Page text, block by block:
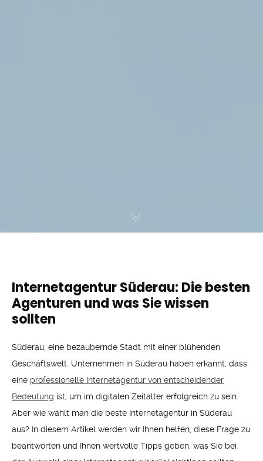
Internetagentur Süderau: Die besten
Agenturen und was Sie wissen
sollten
Süderau, eine bezaubernde Stadt mit einer blühenden
Geschäftswelt. Unternehmen in Süderau haben erkannt, dass
eine professionelle Internetagentur von entscheidender
Bedeutung ist, um im digitalen Zeitalter erfolgreich zu sein.
Aber wie wählt man die beste Internetagentur in Süderau
aus? In diesem Artikel werden wir Ihnen helfen, diese Frage zu
beantworten und Ihnen wertvolle Tipps geben, was Sie bei